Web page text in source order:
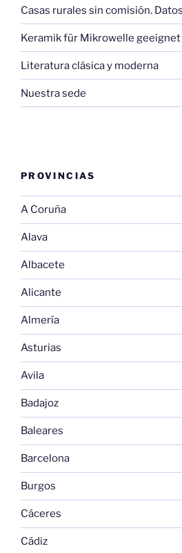
Casas rurales sin comisión.
Keramik für Mikrowelle geeignet
Literatura clásica y moderna
Nuestra sede
PROVINCIAS
A Coruña
Alava
Albacete
Alicante
Almería
Asturias
Avila
Badajoz
Baleares
Barcelona
Burgos
Cáceres
Cádiz